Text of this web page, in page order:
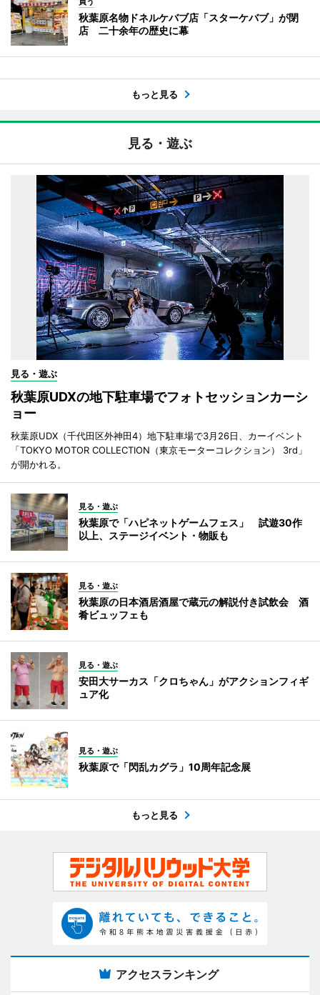
秋葉原名物ドネルケバブ店「スターケバブ」が閉
店 二十余年の歴史に幕
もっと見る
見る・遊ぶ
見る・遊ぶ
秋葉原UDXの地下駐車場でフォトセッションカーシ
ョー
秋葉原UDX（千代田区外神田4）地下駐車場で3月26日、カーイベント
「TOKYO MOTOR COLLECTION（東京モーターコレクション） 3rd」
が開かれる。
見る・遊ぶ
秋葉原で「ハピネットゲームフェス」 試遊30作
以上、ステージイベント・物販も
見る・遊ぶ
秋葉原の日本酒居酒屋で蔵元の解説付き試飲会 酒
肴ビュッフェも
見る・遊ぶ
安田大サーカス「クロちゃん」がアクションフィギ
ュア化
見る・遊ぶ
秋葉原で「閃乱カグラ」10周年記念展
もっと見る
アクセスランキング